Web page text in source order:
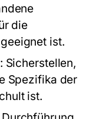
die
ist.
Sicherstellen,
Spezifika der
ist.